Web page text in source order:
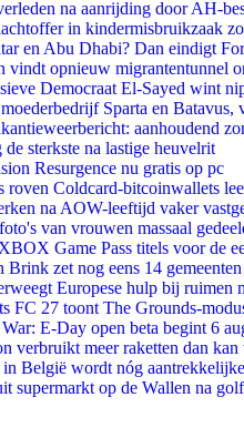
na aanrijding door AH-
in kindermisbruikzaak
en Abu Dhabi? Dan eindigt
vindt opnieuw migrantentunnel
Democraat El-Sayed wint
Sparta en Batavus,
aanhoudend
sterkste na lastige heuvelrit
Resurgence nu gratis op pc
roven Coldcard-bitcoinwallets
na AOW-leeftijd vaker
van vrouwen massaal
Game Pass titels voor de
Brink zet nog eens 14
Europese hulp bij ruimen
FC 27 toont The Grounds-
E-Day open beta begint 6
verbruikt meer raketten dan
in België wordt nóg
supermarkt op de Wallen na